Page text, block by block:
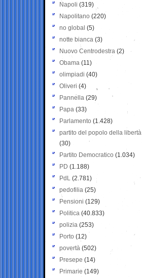
Napoli (319)
Napolitano (220)
no global (5)
notte bianca (3)
Nuovo Centrodestra (2)
Obama (11)
olimpiadi (40)
Oliveri (4)
Pannella (29)
Papa (33)
Parlamento (1.428)
partito del popolo della libertà
(30)
Partito Democratico (1.034)
PD (1.188)
PdL (2.781)
pedofilia (25)
Pensioni (129)
Politica (40.833)
polizia (253)
Porto (12)
povertà (502)
Presepe (14)
Primarie (149)